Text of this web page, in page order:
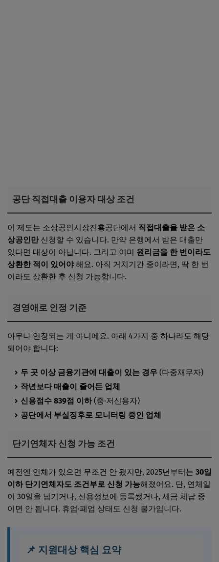
공단 직접대출 이용자 대상 조건
이 제도는 소상공인시장진흥공단에서 직접대출을 받은 소
상공인만신청할 수 있습니다. 만약 은행에서 받은 대출만
있다면 대상이 아닙니다. 그리고 이미 원리금을 한 번이라도
상환한 적이 있어야해요. 아직 거치기간 중이라면, 딱 한 번
이라도 상환한 후 신청 가능합니다.
경영애로 인정 기준
아무나 연장되는 게 아니에요. 아래 4가지 중 하나라도 해당
되어야 합니다:
두 곳 이상 금융기관에 대출이 있는 경우 (다중채무자)
작년보다 매출이 줄어든 업체
신용점수 839점 이하(중·저신용자)
공단에서 부실징후로 모니터링 중인 업체
단기연체자 신청 가능 조건
예전엔 연체가 있으면 무조건 안 됐지만, 2025년부터는 30일
이하 단기연체자도 조건부로 신청 가능해졌어요. 단, 연체일
이 30일을 넘기거나, 신용정보에 등록됐거나, 세금 체납 중
이면 안 됩니다. 휴업·폐업 상태도 신청 불가입니다.
📌 지원대상 핵심 요약